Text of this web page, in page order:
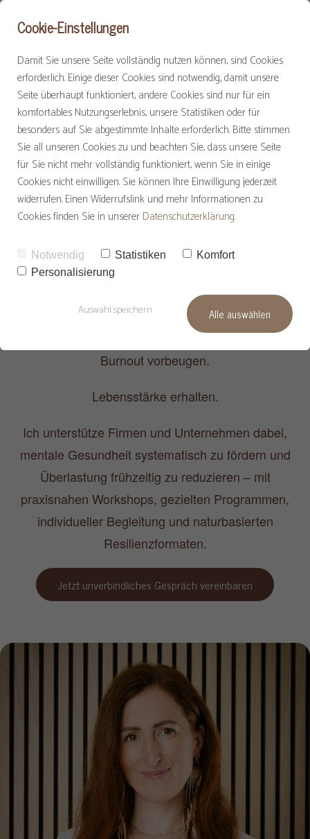
AMAYARA Health & Balance
SEMINARE | BERATUNG | RETREATS
Gesundheitsprävention
Mentale Gesundheit stärken.
Burnout vorbeugen.
Lebensstärke erhalten.
Ich unterstütze Firmen und Unternehmen dabei,
mentale Gesundheit systematisch zu fördern und
Überlastung frühzeitig zu reduzieren – mit
praxisnahen Workshops, gezielten Programmen,
individueller Begleitung und naturbasierten
Resilienzformaten.
Jetzt unverbindliches Gespräch vereinbaren
Cookie-Einstellungen
Damit Sie unsere Seite vollständig nutzen können, sind Cookies
erforderlich. Einige dieser Cookies sind notwendig, damit unsere
Seite überhaupt funktioniert, andere Cookies sind nur für ein
komfortables Nutzungserlebnis, unsere Statistiken oder für
besonders auf Sie abgestimmte Inhalte erforderlich. Bitte stimmen
Sie all unseren Cookies zu und beachten Sie, dass unsere Seite
für Sie nicht mehr vollständig funktioniert, wenn Sie in einige
Cookies nicht einwilligen. Sie können Ihre Einwilligung jederzeit
widerrufen. Einen Widerrufslink und mehr Informationen zu
Cookies finden Sie in unserer Datenschutzerklärung.
Notwendig Statistiken
Komfort
Personalisierung
Auswahl speichern Alle auswählen